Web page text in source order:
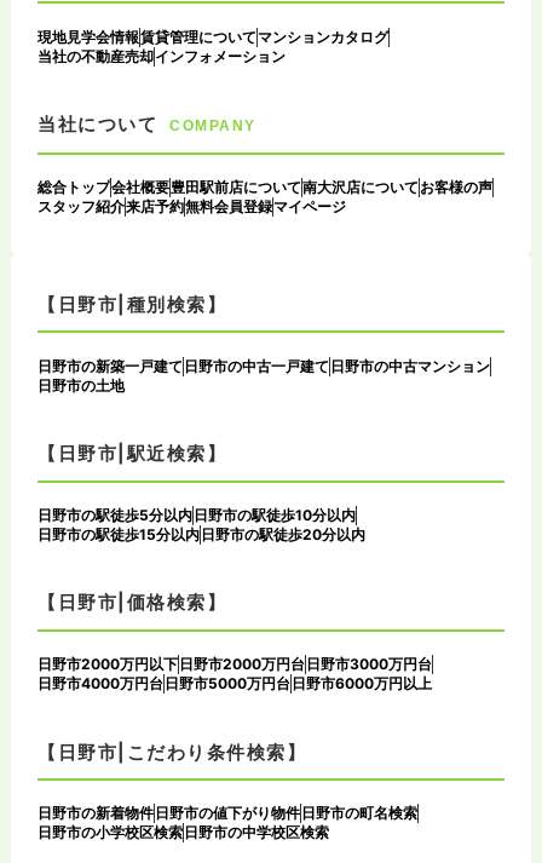
現地見学会情報賃貸管理について マンションカタログ
当社の不動産売却インフォメーション
当社について COMPANY
総合トップ会社概要豊田駅前店について南大沢店について お客様の声
スタッフ紹介来店予約無料会員登録マイページ
【日野市|種別検索】
日野市の新築一戸建て 日野市の中古一戸建て 日野市の中古マンション
日野市の土地
【日野市|駅近検索】
日野市の駅徒歩5分以内 日野市の駅徒歩10分以内
日野市の駅徒歩15分以内 日野市の駅徒歩20分以内
【日野市|価格検索】
日野市2000万円以下 日野市2000万円台 日野市3000万円台
日野市4000万円台 日野市5000万円台 日野市6000万円以上
【日野市|こだわり条件検索】
日野市の新着物件 日野市の値下がり物件 日野市の町名検索
日野市の小学校区検索 日野市の中学校区検索